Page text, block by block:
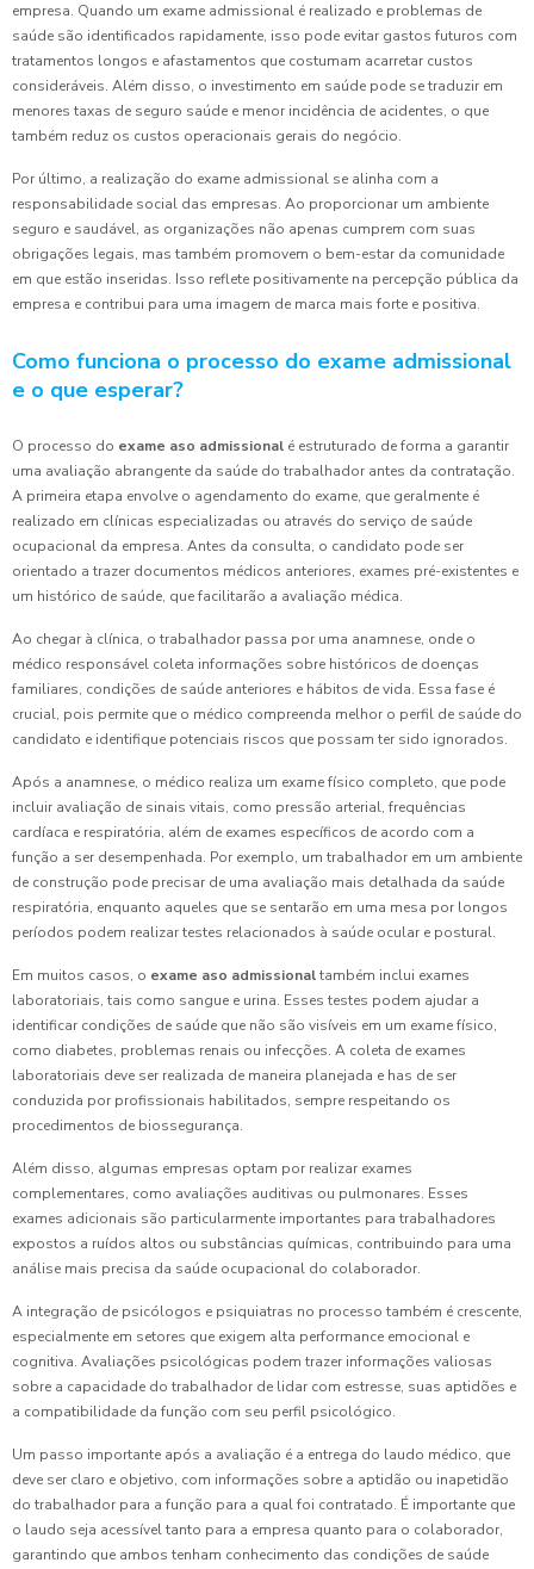
empresa. Quando um exame admissional é realizado e problemas de
saúde são identificados rapidamente, isso pode evitar gastos futuros com
tratamentos longos e afastamentos que costumam acarretar custos
consideráveis. Além disso, o investimento em saúde pode se traduzir em
menores taxas de seguro saúde e menor incidência de acidentes, o que
também reduz os custos operacionais gerais do negócio.
Por último, a realização do exame admissional se alinha com a
responsabilidade social das empresas. Ao proporcionar um ambiente
seguro e saudável, as organizações não apenas cumprem com suas
obrigações legais, mas também promovem o bem-estar da comunidade
em que estão inseridas. Isso reflete positivamente na percepção pública da
empresa e contribui para uma imagem de marca mais forte e positiva.
Como funciona o processo do exame admissional
e o que esperar?
O processo do exame aso admissional é estruturado de forma a garantir
uma avaliação abrangente da saúde do trabalhador antes da contratação.
A primeira etapa envolve o agendamento do exame, que geralmente é
realizado em clínicas especializadas ou através do serviço de saúde
ocupacional da empresa. Antes da consulta, o candidato pode ser
orientado a trazer documentos médicos anteriores, exames pré-existentes e
um histórico de saúde, que facilitarão a avaliação médica.
Ao chegar à clínica, o trabalhador passa por uma anamnese, onde o
médico responsável coleta informações sobre históricos de doenças
familiares, condições de saúde anteriores e hábitos de vida. Essa fase é
crucial, pois permite que o médico compreenda melhor o perfil de saúde do
candidato e identifique potenciais riscos que possam ter sido ignorados.
Após a anamnese, o médico realiza um exame físico completo, que pode
incluir avaliação de sinais vitais, como pressão arterial, frequências
cardíaca e respiratória, além de exames específicos de acordo com a
função a ser desempenhada. Por exemplo, um trabalhador em um ambiente
de construção pode precisar de uma avaliação mais detalhada da saúde
respiratória, enquanto aqueles que se sentarão em uma mesa por longos
períodos podem realizar testes relacionados à saúde ocular e postural.
Em muitos casos, o exame aso admissionaltambém inclui exames
laboratoriais, tais como sangue e urina. Esses testes podem ajudar a
identificar condições de saúde que não são visíveis em um exame físico,
como diabetes, problemas renais ou infecções. A coleta de exames
laboratoriais deve ser realizada de maneira planejada e has de ser
conduzida por profissionais habilitados, sempre respeitando os
procedimentos de biossegurança.
Além disso, algumas empresas optam por realizar exames
complementares, como avaliações auditivas ou pulmonares. Esses
exames adicionais são particularmente importantes para trabalhadores
expostos a ruídos altos ou substâncias químicas, contribuindo para uma
análise mais precisa da saúde ocupacional do colaborador.
A integração de psicólogos e psiquiatras no processo também é crescente,
especialmente em setores que exigem alta performance emocional e
cognitiva. Avaliações psicológicas podem trazer informações valiosas
sobre a capacidade do trabalhador de lidar com estresse, suas aptidões e
a compatibilidade da função com seu perfil psicológico.
Um passo importante após a avaliação é a entrega do laudo médico, que
deve ser claro e objetivo, com informações sobre a aptidão ou inapetidão
do trabalhador para a função para a qual foi contratado. É importante que
o laudo seja acessível tanto para a empresa quanto para o colaborador,
garantindo que ambos tenham conhecimento das condições de saúde